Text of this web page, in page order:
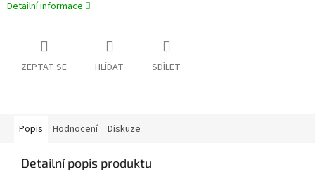
Detailní informace
ZEPTAT SE HLÍDAT SDÍLET
Popis Hodnocení Diskuze
Detailní popis produktu